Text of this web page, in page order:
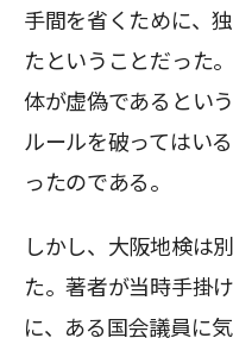
手間を省くために、
たということだった
体が虚偽であるとい
ルールを破ってはい
ったのである。
しかし、大阪地検は
た。著者が当時手掛
に、ある国会議員に